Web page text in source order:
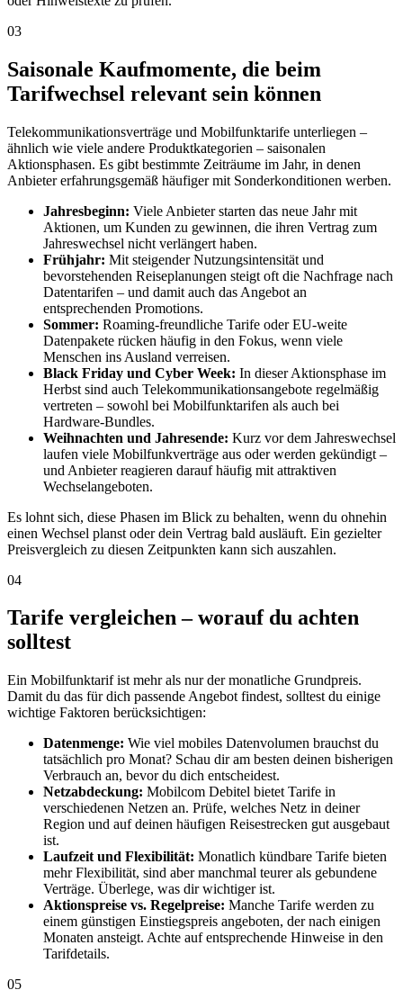
03
Saisonale Kaufmomente, die beim
Tarifwechsel relevant sein können
Telekommunikationsverträge und Mobilfunktarife unterliegen –
ähnlich wie viele andere Produktkategorien – saisonalen
Aktionsphasen. Es gibt bestimmte Zeiträume im Jahr, in denen
Anbieter erfahrungsgemäß häufiger mit Sonderkonditionen werben.
Jahresbeginn: Viele Anbieter starten das neue Jahr mit
Aktionen, um Kunden zu gewinnen, die ihren Vertrag zum
Jahreswechsel nicht verlängert haben.
Frühjahr: Mit steigender Nutzungsintensität und
bevorstehenden Reiseplanungen steigt oft die Nachfrage nach
Datentarifen – und damit auch das Angebot an
entsprechenden Promotions.
Sommer: Roaming-freundliche Tarife oder EU-weite
Datenpakete rücken häufig in den Fokus, wenn viele
Menschen ins Ausland verreisen.
Black Friday und Cyber Week: In dieser Aktionsphase im
Herbst sind auch Telekommunikationsangebote regelmäßig
vertreten – sowohl bei Mobilfunktarifen als auch bei
Hardware-Bundles.
Weihnachten und Jahresende: Kurz vor dem Jahreswechsel
laufen viele Mobilfunkverträge aus oder werden gekündigt –
und Anbieter reagieren darauf häufig mit attraktiven
Wechselangeboten.
Es lohnt sich, diese Phasen im Blick zu behalten, wenn du ohnehin
einen Wechsel planst oder dein Vertrag bald ausläuft. Ein gezielter
Preisvergleich zu diesen Zeitpunkten kann sich auszahlen.
04
Tarife vergleichen – worauf du achten
solltest
Ein Mobilfunktarif ist mehr als nur der monatliche Grundpreis.
Damit du das für dich passende Angebot findest, solltest du einige
wichtige Faktoren berücksichtigen:
Datenmenge: Wie viel mobiles Datenvolumen brauchst du
tatsächlich pro Monat? Schau dir am besten deinen bisherigen
Verbrauch an, bevor du dich entscheidest.
Netzabdeckung: Mobilcom Debitel bietet Tarife in
verschiedenen Netzen an. Prüfe, welches Netz in deiner
Region und auf deinen häufigen Reisestrecken gut ausgebaut
ist.
Laufzeit und Flexibilität: Monatlich kündbare Tarife bieten
mehr Flexibilität, sind aber manchmal teurer als gebundene
Verträge. Überlege, was dir wichtiger ist.
Aktionspreise vs. Regelpreise: Manche Tarife werden zu
einem günstigen Einstiegspreis angeboten, der nach einigen
Monaten ansteigt. Achte auf entsprechende Hinweise in den
Tarifdetails.
05